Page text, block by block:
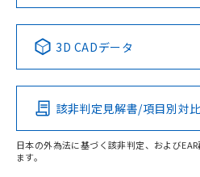
Pb Hg
O
No No
この製品の
その他の認証はこちらの
3D CADデータ
該非判定見解書/項目別対
日本の外為法に基づく該非判定、および
ます。